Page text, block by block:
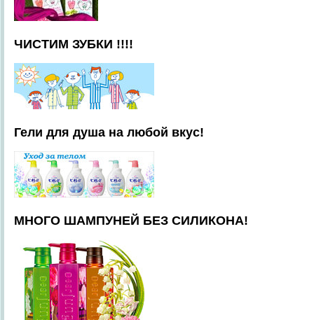
ЧИСТИМ ЗУБКИ !!!!
Гели для душа на любой вкус!
МНОГО ШАМПУНЕЙ БЕЗ СИЛИКОНА!